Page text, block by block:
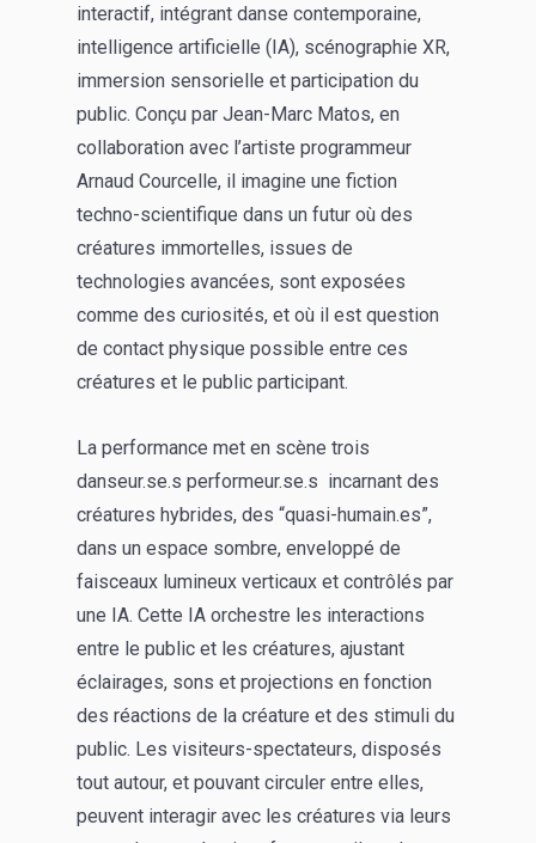
interactif, intégrant danse contemporaine,
intelligence artificielle (IA), scénographie XR,
immersion sensorielle et participation du
public. Conçu par Jean-Marc Matos, en
collaboration avec l’artiste programmeur
Arnaud Courcelle, il imagine une fiction
techno-scientifique dans un futur où des
créatures immortelles, issues de
technologies avancées, sont exposées
comme des curiosités, et où il est question
de contact physique possible entre ces
créatures et le public participant.
La performance met en scène trois
danseur.se.s performeur.se.s incarnant des
créatures hybrides, des “quasi-humain.es”,
dans un espace sombre, enveloppé de
faisceaux lumineux verticaux et contrôlés par
une IA. Cette IA orchestre les interactions
entre le public et les créatures, ajustant
éclairages, sons et projections en fonction
des réactions de la créature et des stimuli du
public. Les visiteurs-spectateurs, disposés
tout autour, et pouvant circuler entre elles,
peuvent interagir avec les créatures via leurs